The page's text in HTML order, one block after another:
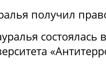
получил
состоялась